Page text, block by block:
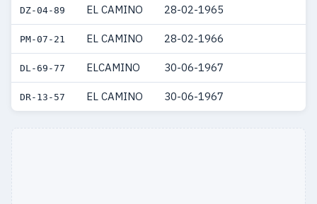
DZ-04-89 EL CAMINO 28-02-1965
PM-07-21 EL CAMINO 28-02-1966
DL-69-77 ELCAMINO 30-06-1967
DR-13-57 EL CAMINO 30-06-1967